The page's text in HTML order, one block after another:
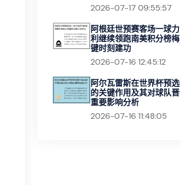
2026-07-17 09:55:57
阿根廷世预赛客场一球
利继续领跑南美积分榜
键时刻建功
2026-07-16 12:45:12
阿尔瓦雷斯在世界杯预
的关键作用及其对球队
重要影响分析
2026-07-16 11:48:05